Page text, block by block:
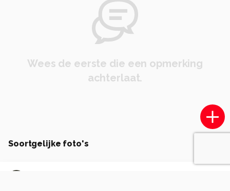
Wees de eerste die een opmerking
achterlaat.
Soortgelijke foto's